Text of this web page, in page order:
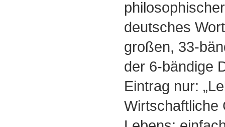
deutsches
großen, 33-
der 6-bändige
Eintrag nur:
Wirtschaftliche